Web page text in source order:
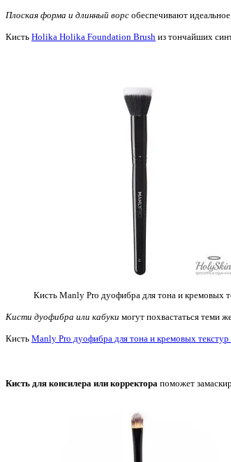
Плоская форма и длинный ворс обеспечивают
Кисть Holika Holika Foundation Brush из тончайших
Кисть Manly Pro дуофибра для тона и кремовых
Кисти дуофибра или кабуки могут похвастаться теми
Кисть Manly Pro дуофибра для тона и кремовых
Кисть для консилера или корректора поможет